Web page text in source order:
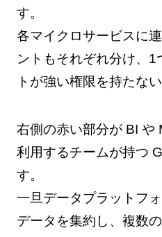
す。
各マイクロサービスに
ントもそれぞれ分け、
トが強い権限を持たな
右側の赤い部分が BI や
利用するチームが持つ
す。
一旦データプラットフ
データを集約し、複数